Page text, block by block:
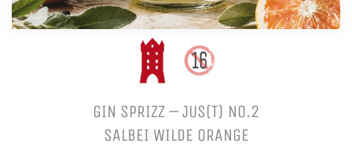
GIN SPRIZZ – JUS(T) NO.2
SALBEI WILDE ORANGE